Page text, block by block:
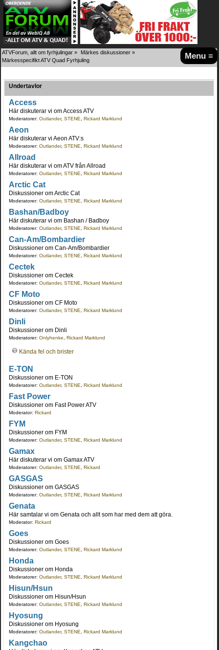
Menu ≡
ATVForum, allt om fyrhjulingar » Märkes diskussioner »
Märkesspecifikt ATV Quad Fyrhjuling
Undertavlor
Access
Här diskuterar vi om Access ATV
Moderatorer: Outlander, STENE Rickard Marklund
Aeon
Här diskuterar vi Aeon ATV:s
Moderatorer: Outlander, STENE Rickard Marklund
Allroad
Här diskuterar vi om ATV från Allroad
Moderatorer: Outlander, STENE Rickard Marklund
Arctic Cat
Diskussioner om Arctic Cat
Moderatorer: Outlander, STENE Rickard Marklund
Bashan/Badboy
Här diskuterar vi om Bashan / Badboy
Moderatorer: Outlander, STENE Rickard Marklund
Can-Am/Bombardier
Diskussioner om Can-Am/Bombardier
Moderatorer: Outlander, STENE Rickard Marklund
Cectek
Diskussioner om Cectek
Moderatorer: Outlander, STENE Rickard Marklund
CF Moto
Diskussioner om CF Moto
Moderatorer: Outlander, STENE Rickard Marklund
Dinli
Diskussioner om Dinli
Moderatorer: Onlyhenke Rickard Marklund
Kända fel och brister
E-TON
Diskussioner om E-TON
Moderatorer: Outlander, STENE Rickard Marklund
Fast Power
Diskussioner om Fast Power ATV
Moderator: Rickard
FYM
Diskussioner om FYM
Moderatorer: Outlander, STENE Rickard Marklund
Gamax
Här diskuterar vi om Gamax ATV
Moderatorer: Outlander, STENE Rickard
GASGAS
Diskussioner om GASGAS
Moderatorer: Outlander, STENE Rickard Marklund
Genata
Här samtalar vi om Genata och allt som har med dem att göra.
Moderator: Rickard
Goes
Diskussioner om Goes
Moderatorer: Outlander, STENE Rickard Marklund
Honda
Diskussioner om Honda
Moderatorer: Outlander, STENE Rickard Marklund
Hisun/Hsun
Diskussioner om Hisun/Hsun
Moderatorer: Outlander, STENE Rickard Marklund
Hyosung
Diskussioner om Hyosung
Moderatorer: Outlander, STENE Rickard Marklund
Kangchao